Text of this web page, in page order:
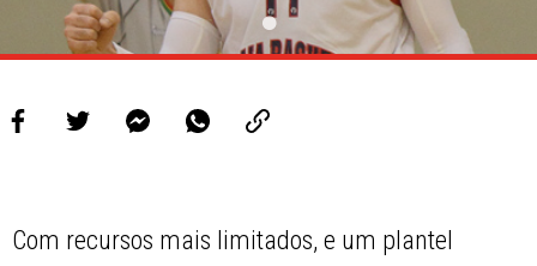
Com recursos mais limitados, e um plantel